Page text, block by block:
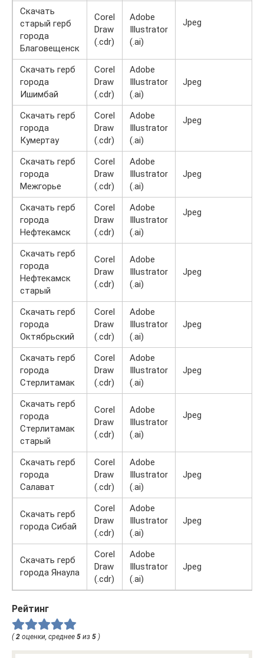
Скачать
старый герб
города
Благовещенск
Corel
Draw
(.cdr)
Adobe
Illustrator
(.ai)
Jpeg
Скачать герб
города
Ишимбай
Corel
Draw
(.cdr)
Adobe
Illustrator
(.ai)
Jpeg
Скачать герб
города
Кумертау
Corel
Draw
(.cdr)
Adobe
Illustrator
(.ai)
Jpeg
Скачать герб
города
Межгорье
Corel
Draw
(.cdr)
Adobe
Illustrator
(.ai)
Jpeg
Скачать герб
города
Нефтекамск
Corel
Draw
(.cdr)
Adobe
Illustrator
(.ai)
Jpeg
Скачать герб
города
Нефтекамск
старый
Corel
Draw
(.cdr)
Adobe
Illustrator
(.ai)
Jpeg
Скачать герб
города
Октябрьский
Corel
Draw
(.cdr)
Adobe
Illustrator
(.ai)
Jpeg
Скачать герб
города
Стерлитамак
Corel
Draw
(.cdr)
Adobe
Illustrator
(.ai)
Jpeg
Скачать герб
города
Стерлитамак
старый
Corel
Draw
(.cdr)
Adobe
Illustrator
(.ai)
Jpeg
Скачать герб
города
Салават
Corel
Draw
(.cdr)
Adobe
Illustrator
(.ai)
Jpeg
Скачать герб
города Сибай
Corel
Draw
(.cdr)
Adobe
Illustrator
(.ai)
Jpeg
Скачать герб
города Янаула
Corel
Draw
(.cdr)
Adobe
Illustrator
(.ai)
Jpeg
Рейтинг
(2 оценки, среднее 5 из 5 )